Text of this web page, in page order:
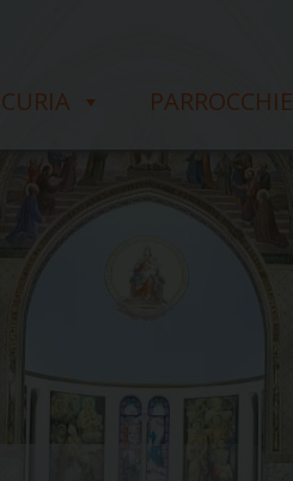
CURIA PARROCCHIE